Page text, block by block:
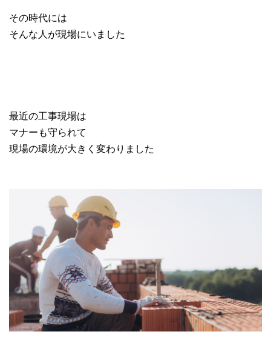
その時代には
そんな人が現場にいました
最近の工事現場は
マナーも守られて
現場の環境が大きく変わりました